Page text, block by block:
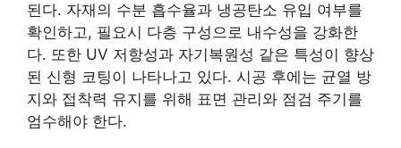
된다. 자재의 수분 흡수율과 냉공탄소 유입 여부를
확인하고, 필요시 다층 구성으로 내수성을 강화한
다. 또한 UV 저항성과 자기복원성 같은 특성이 향상
된 신형 코팅이 나타나고 있다. 시공 후에는 균열 방
지와 접착력 유지를 위해 표면 관리와 점검 주기를
엄수해야 한다.